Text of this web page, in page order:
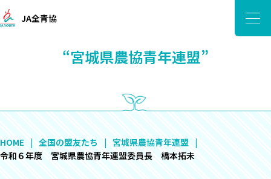
JA全青協
“宮城県農協青年連盟”
HOME 全国の盟友たち
宮城県農協青年連盟
令和６年度 宮城県農協青年連盟委員長 橋本拓未